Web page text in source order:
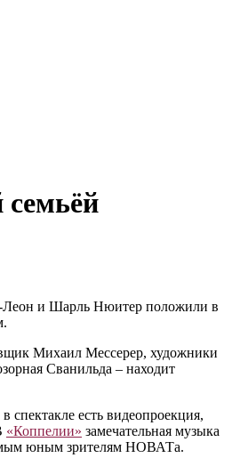
Леон и Шарль Нюитер положили в
Михаил Мессерер, художники
Сванильда – находит
есть видеопроекция,
«Коппелии» замечательная музыка
юным зрителям НОВАТа.